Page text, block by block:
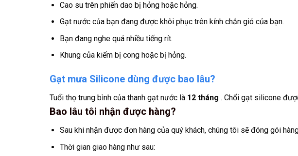
Cao su trên phiến dao bị hỏng hoặc hỏng.
Gạt nước của bạn đang được khôi phục trên kính chắn gió của bạn.
Bạn đang nghe quá nhiều tiếng rít.
Khung của kiếm bị cong hoặc bị hỏng.
Gạt mưa Silicone dùng được bao lâu?
Tuổi thọ trung bình của thanh gạt nước là 12 tháng . Chổi gạt silicone
Bao lâu tôi nhận được hàng?
Sau khi nhận được đơn hàng của quý khách, chúng tôi sẽ đóng gói
Thời gian giao hàng như sau: